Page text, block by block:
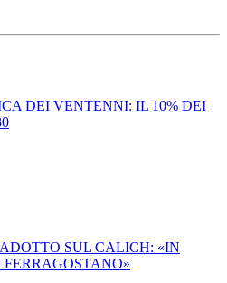
DEI VENTENNI: IL 10% DEI
SUL CALICH: «IN